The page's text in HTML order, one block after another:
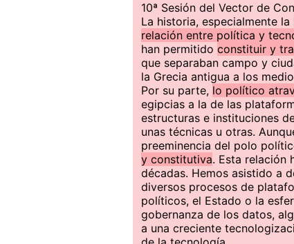
10ª Sesión del Vector de
La historia, especialmente
relación entre política y
han permitido constituir y
que separaban campo y
la Grecia antigua a los
Por su parte, lo político
egipcias a la de las
estructuras e instituciones
unas técnicas u otras.
preeminencia del polo
y constitutiva. Esta relación
décadas. Hemos asistido a
diversos procesos de
políticos, el Estado o la
gobernanza de los datos,
a una creciente